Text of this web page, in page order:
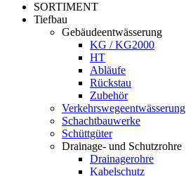
SORTIMENT
Tiefbau
Gebäudeentwässerung
KG / KG2000
HT
Abläufe
Rückstau
Zubehör
Verkehrswegeentwässerung
Schachtbauwerke
Schüttgüter
Drainage- und Schutzrohre
Drainagerohre
Kabelschutz